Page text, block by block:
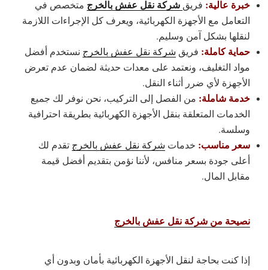
خبرة عالية: فريق شركة نقل عفش بالخرج متخصص في
التعامل مع الأجهزة الكهربائية، ويعرف كل الإجراءات اللازمة
لنقلها بشكل آمن وسليم.
حماية كاملة: فريق شركة نقل عفش بالخرج نستخدم أفضل
مواد التغليف، ونعتمد على معدات حديثة لضمان عدم تعرض
الأجهزة لأي ضرر أثناء النقل.
خدمة شاملة: من الفصل إلى التركيب، نحن نوفر لك جميع
الخدمات المتعلقة بنقل الأجهزة الكهربائية بطريقة احترافية
وسلسة.
سعر مناسب: خدمات شركة نقل عفش بالخرج تقدم لك
أعلى جودة بسعر منافس، لأننا نؤمن بتقديم أفضل قيمة
مقابل المال.
نصيحة من شركة نقل عفش بالخرج
إذا كنت بحاجة لنقل الأجهزة الكهربائية بأمان وبدون أي